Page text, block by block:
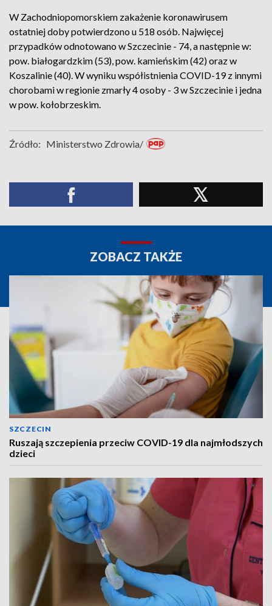
W Zachodniopomorskiem zakażenie koronawirusem
ostatniej doby potwierdzono u 518 osób. Najwięcej
przypadków odnotowano w Szczecinie - 74, a następnie w:
pow. białogardzkim (53), pow. kamieńskim (42) oraz w
Koszalinie (40). W wyniku współistnienia COVID-19 z innymi
chorobami w regionie zmarły 4 osoby - 3 w Szczecinie i jedna
w pow. kołobrzeskim.
Źródło: Ministerstwo Zdrowia/
ZOBACZ TAKŻE
SZCZECIN
Ruszają szczepienia przeciw COVID-19 dla najmłodszych
dzieci